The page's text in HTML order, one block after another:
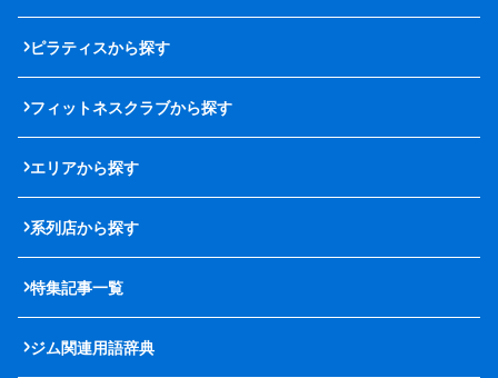
ピラティスから探す
フィットネスクラブから探す
エリアから探す
系列店から探す
特集記事一覧
ジム関連用語辞典